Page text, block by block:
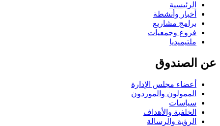
الرئيسية
أخبار وأنشطة
برامج مشاريع
فروع وجمعيات
ملتيميديا
عن الصندوق
أعضاء مجلس الإدارة
الممولون والموردون
سياسات
الخلفية والأهداف
الرؤية والرسالة